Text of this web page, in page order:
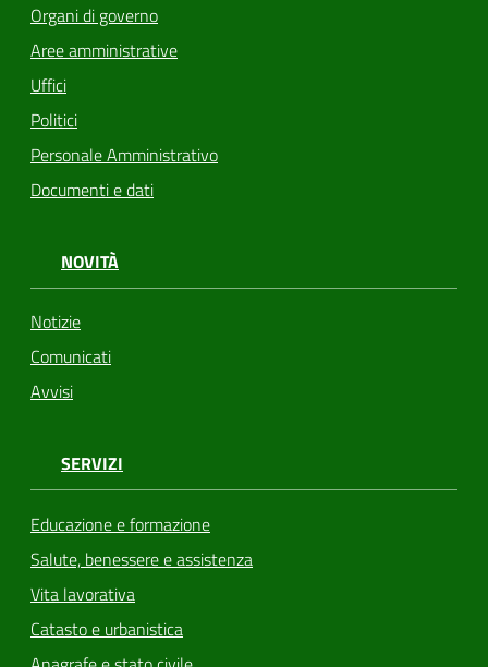
Organi di governo
Aree amministrative
Uffici
Politici
Personale Amministrativo
Documenti e dati
NOVITÀ
Notizie
Comunicati
Avvisi
SERVIZI
Educazione e formazione
Salute, benessere e assistenza
Vita lavorativa
Catasto e urbanistica